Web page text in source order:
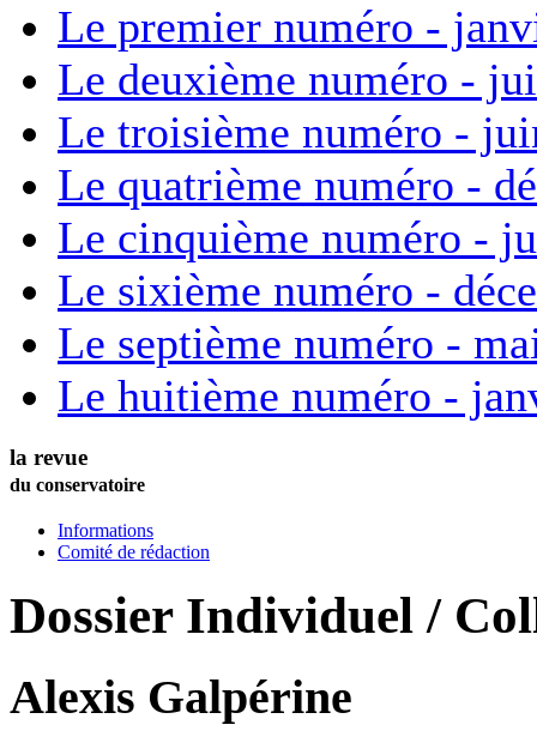
Le premier numéro -
Le deuxième numéro -
Le troisième numéro -
Le quatrième numéro -
Le cinquième numéro -
Le sixième numéro -
Le septième numéro -
Le huitième numéro -
la revue
du conservatoire
Informations
Comité de rédaction
Dossier Individuel /
Alexis Galpérine